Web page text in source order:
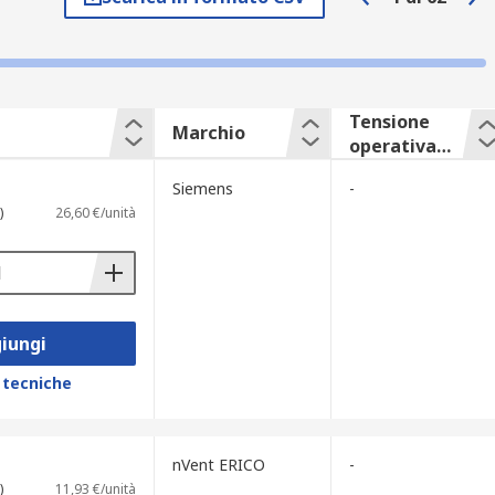
rigide sono le più diffuse per
anche barre di distribuzione
richiedono protezione tra conduttori.
scalabili per applicazioni industriali di
della distribuzione sono cruciali.
Marchio
Tensione
operativa
26,60 €/unità
tecniche
Siemens -
11,93 €/unità
nVent ERICO -